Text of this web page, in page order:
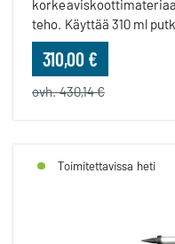
teho. Käyttää 310 ml
310,00 €
ovh. 430,14 €
Toimitettavissa heti